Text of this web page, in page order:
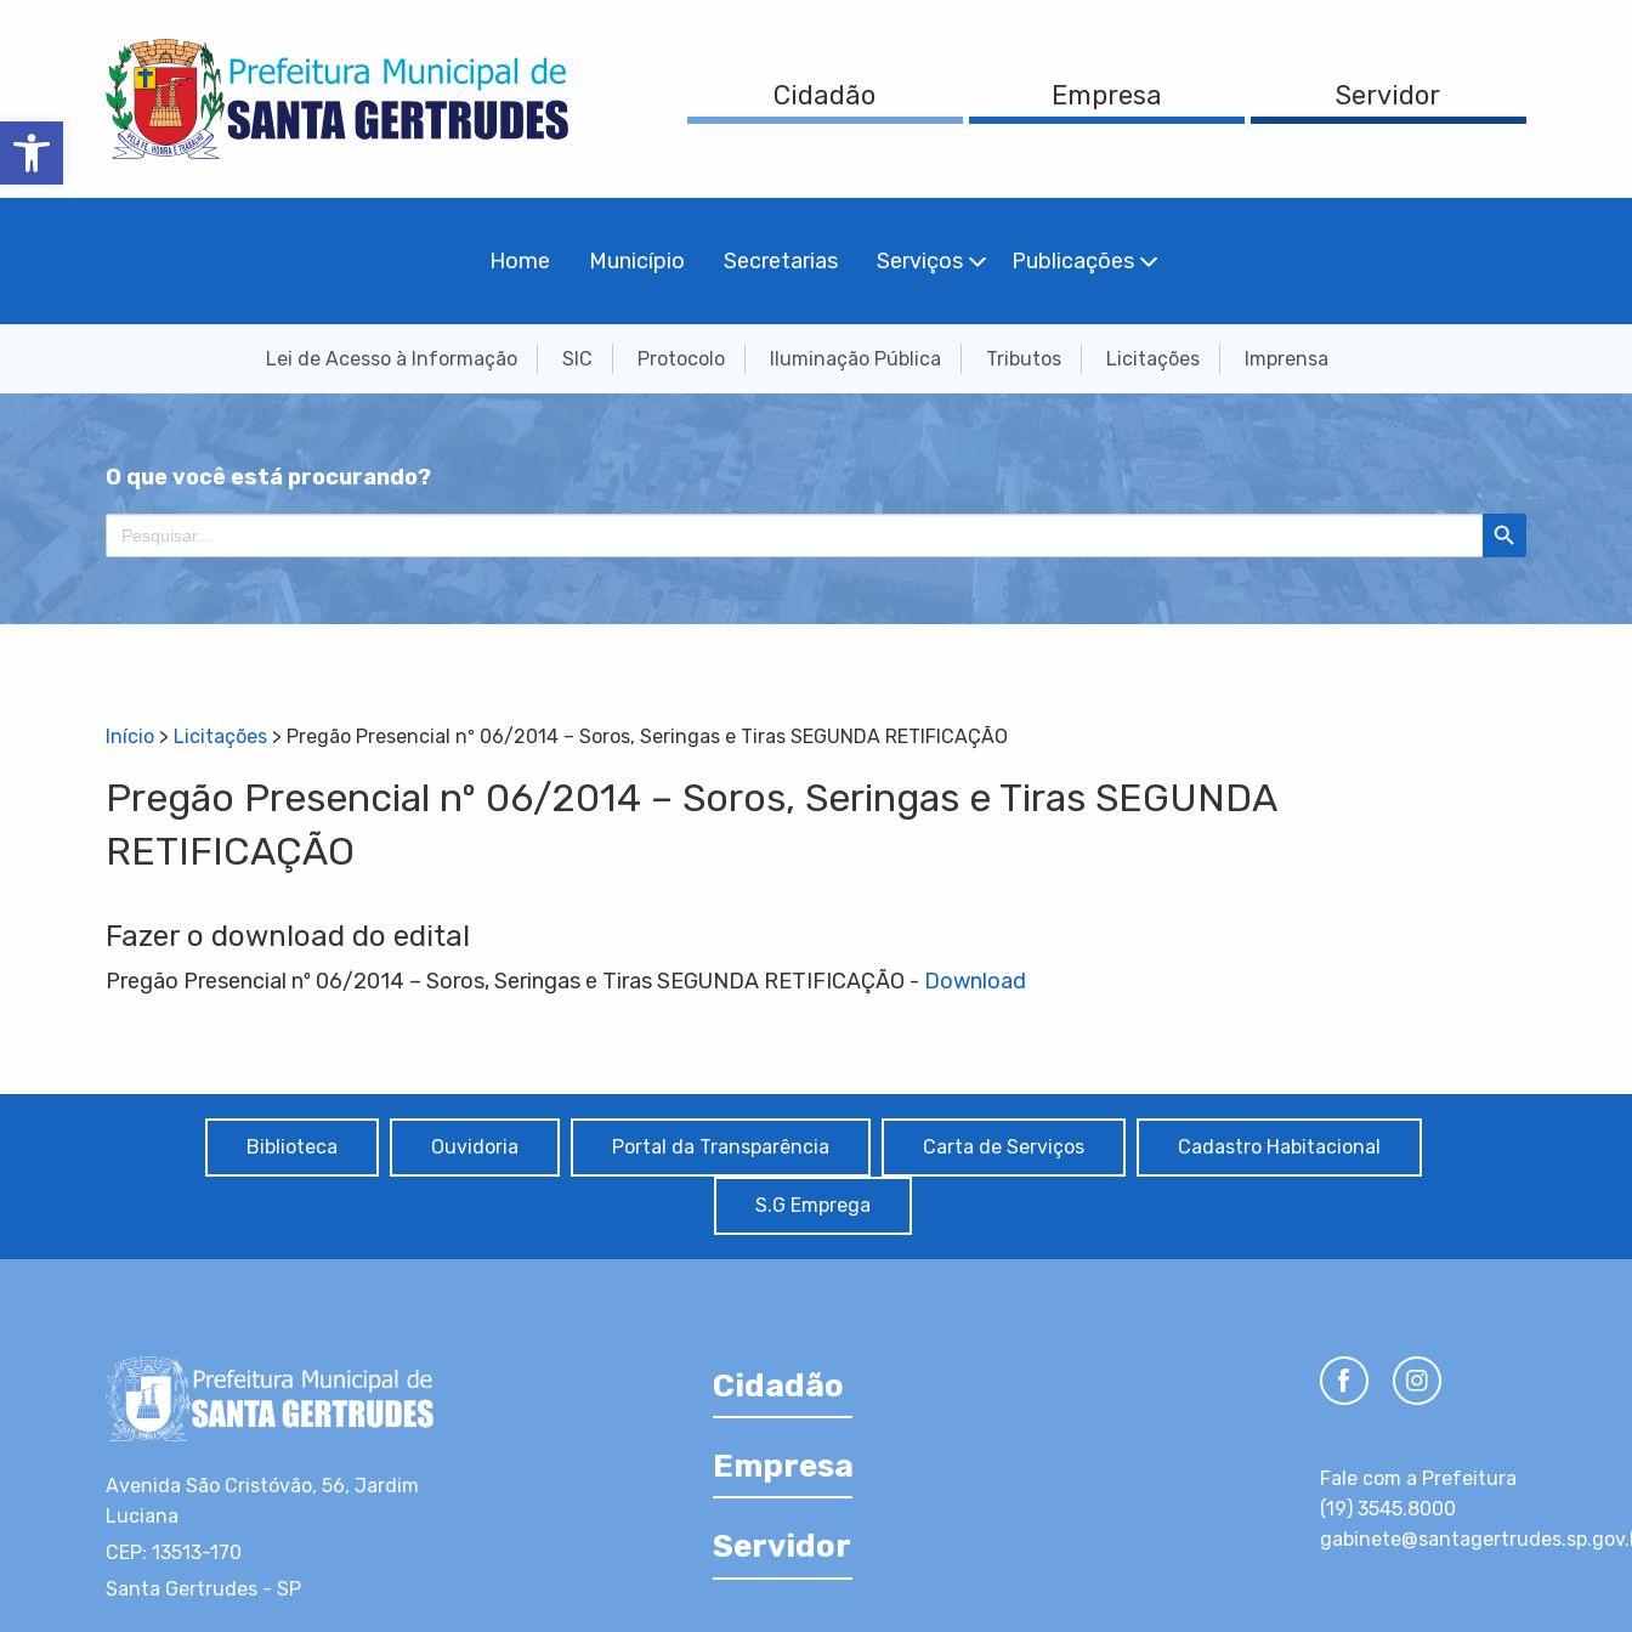
Barra de Ferramentas Aberta
Cidadão Empresa Servidor
Home Município Secretarias Serviços Publicações
Lei de Acesso à Informação SIC Protocolo Iluminação Pública Tributos Licitações Imprensa
O que você está procurando?
Search
for:
Search Button
Início > Licitações > Pregão Presencial nº 06/2014 – Soros, Seringas e Tiras SEGUNDA RETIFICAÇÃO
Pregão Presencial nº 06/2014 – Soros, Seringas e Tiras SEGUNDA
RETIFICAÇÃO
Fazer o download do edital
Pregão Presencial nº 06/2014 – Soros, Seringas e Tiras SEGUNDA RETIFICAÇÃO - Download
Biblioteca Ouvidoria Portal da Transparência Carta de Serviços Cadastro Habitacional
S.G Emprega
Avenida São Cristóvão, 56, Jardim
Luciana
CEP: 13513-170
Santa Gertrudes - SP
Cidadão
Empresa
Servidor
Fale com a Prefeitura
(19) 3545.8000